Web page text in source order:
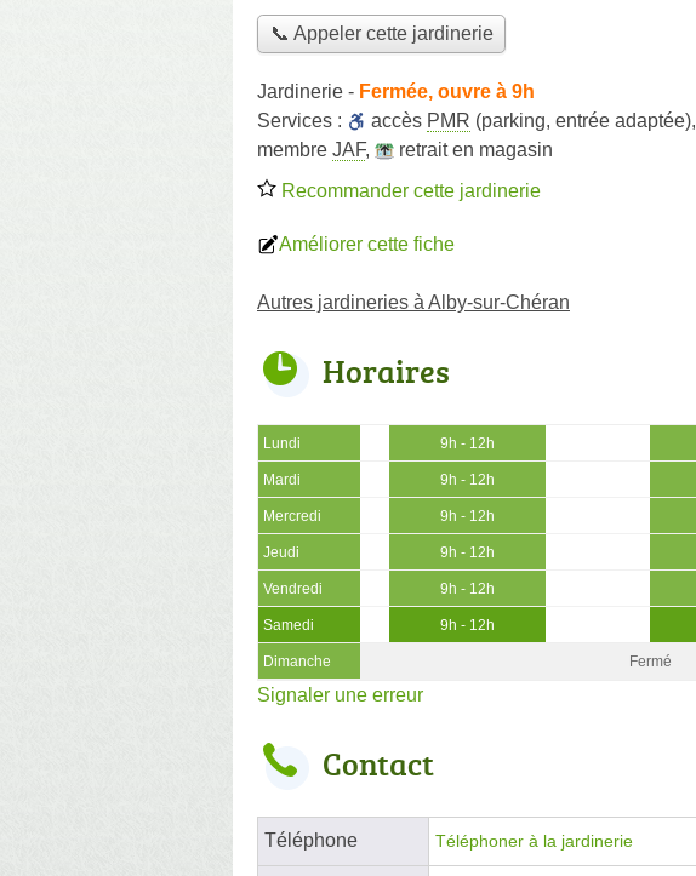
📞 Appeler cette jardinerie
Jardinerie - Fermée, ouvre à 9h
Services :
accès PMR (parking, entrée adaptée),
membre JAF,
retrait en magasin
Recommander cette jardinerie
Améliorer cette fiche
Autres jardineries à Alby-sur-Chéran
Horaires
Lundi 9h - 12h
Mardi 9h - 12h
Mercredi 9h - 12h
Jeudi 9h - 12h
Vendredi 9h - 12h
Samedi 9h - 12h
Dimanche Fermé
Signaler une erreur
Contact
Téléphone Téléphoner à la jardinerie